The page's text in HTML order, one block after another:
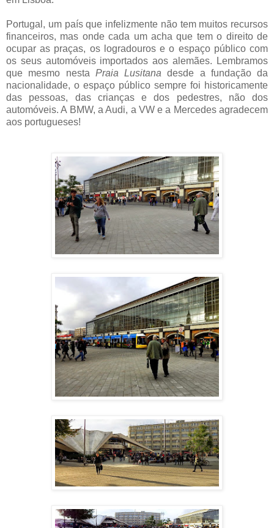
Portugal, um país que infelizmente não tem muitos recursos
financeiros, mas onde cada um acha que tem o direito de
ocupar as praças, os logradouros e o espaço público com
os seus automóveis importados aos alemães. Lembramos
que mesmo nesta Praia Lusitana desde a fundação da
nacionalidade, o espaço público sempre foi historicamente
das pessoas, das crianças e dos pedestres, não dos
automóveis. A BMW, a Audi, a VW e a Mercedes agradecem
aos portugueses!